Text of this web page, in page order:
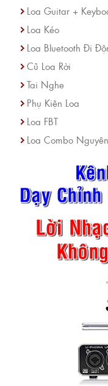
Loa Guitar +
Loa Kéo
Loa Bluetooth Đi
Củ Loa Rời
Tai Nghe
Phụ Kiện Loa
Loa FBT
Loa Combo